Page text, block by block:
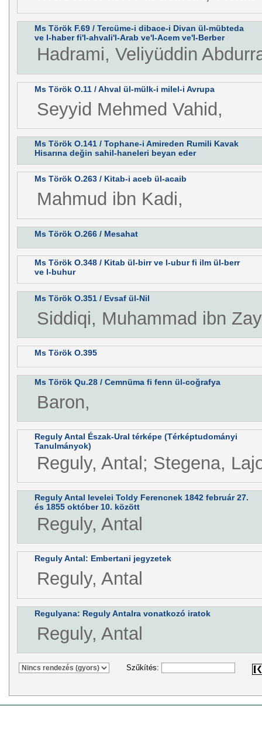
Ms Török F.69 / Tercüme-i dibace-i Divan ül-mübteda
ve l-haber fi'l-ahvali'l-Arab ve'l-Acem ve'l-Berber
Hadrami, Veliyüddin
Ms Török O.11 / Ahval ül-mülk-i milel-i Avrupa
Seyyid Mehmed Vahid,
Ms Török O.141 / Tophane-i Amireden Rumili Kavak
Hisarına değin sahil-haneleri beyan eder
Ms Török O.263 / Kitab-i aceb ül-acaib
Mahmud ibn Kadi,
Ms Török O.266 / Mesahat
Ms Török O.348 / Kitab ül-birr ve l-ubur fi ilm ül-berr
ve l-buhur
Ms Török O.351 / Evsaf ül-Nil
Siddiqi, Muhammad ibn
Ms Török O.395
Ms Török Qu.28 / Cemnüma fi fenn ül-coğrafya
Baron,
Reguly Antal Észak-Ural térképe (Térképtudományi
Tanulmányok)
Reguly, Antal; Stegena,
Reguly Antal levelei Toldy Ferencnek 1842 február 27.
és 1855 október 10. között
Reguly, Antal
Reguly Antal: Embertani jegyzetek
Reguly, Antal
Regulyana: Reguly Antalra vonatkozó iratok
Reguly, Antal
Szűkítés: